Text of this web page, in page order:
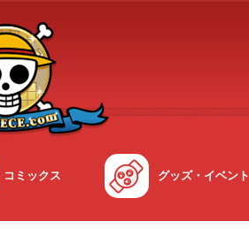
コミックス グッズ・イベント